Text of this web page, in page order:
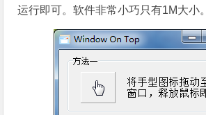
运行即可。软件非常小巧只有1M大小。